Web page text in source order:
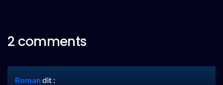
2 comments
Roman dit :